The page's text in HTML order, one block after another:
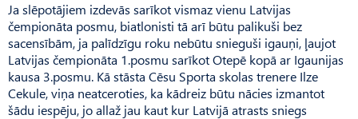
Ja slēpotājiem izdevās sarīkot vismaz vienu Latvijas
čempionāta posmu, biatlonisti tā arī būtu palikuši bez
sacensībām, ja palīdzīgu roku nebūtu snieguši igauņi, ļaujot
Latvijas čempionāta 1.posmu sarīkot Otepē kopā ar Igaunijas
kausa 3.posmu. Kā stāsta Cēsu Sporta skolas trenere Ilze
Cekule, viņa neatceroties, ka kādreiz būtu nācies izmantot
šādu iespēju, jo allaž jau kaut kur Latvijā atrasts sniegs